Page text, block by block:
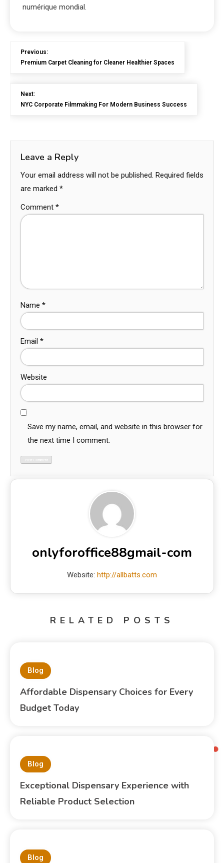
numérique mondial.
Previous:
Premium Carpet Cleaning for Cleaner Healthier Spaces
Next:
NYC Corporate Filmmaking For Modern Business Success
Leave a Reply
Your email address will not be published. Required fields
are marked *
Comment *
Name *
Email *
Website
Save my name, email, and website in this browser for
the next time I comment.
onlyforoffice88gmail-com
Website: http://allbatts.com
RELATED POSTS
Blog
Affordable Dispensary Choices for Every
Budget Today
Blog
Exceptional Dispensary Experience with
Reliable Product Selection
Blog